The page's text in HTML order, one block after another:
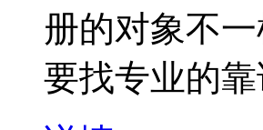
册的对象不
要找专业的